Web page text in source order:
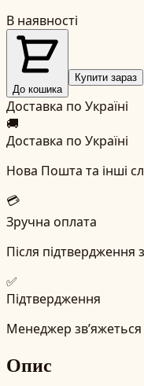
В наявності
До кошика
Купити зараз
Доставка по Україні
🚚
Доставка по Україні
Нова Пошта та інші
💳
Зручна оплата
Після підтвердження
✅
Підтвердження
Менеджер
Опис